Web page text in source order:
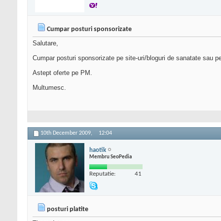
Cumpar posturi sponsorizate
Salutare,
Cumpar posturi sponsorizate pe site-uri/bloguri de sanatate sau
Astept oferte pe PM.
Multumesc.
10th December 2009, 12:04
haotik
Membru SeoPedia
Reputatie: 41
posturi platite